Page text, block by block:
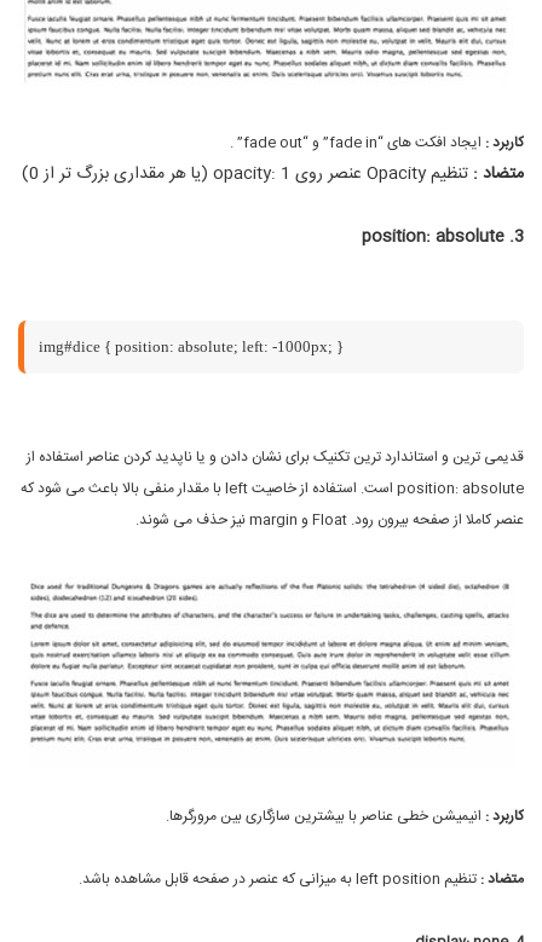
کاربرد : ایجاد افکت های “fade in” و “fade out” .
متضاد : تنظیم Opacity عنصر روی opacity: 1 (یا هر مقداری بزرگ تر از 0)
3.
position: absolute
img#dice { position: absolute; left: -1000px; }
قدیمی ترین و استاندارد ترین تکنیک برای نشان دادن و یا ناپدید کردن عناصر استفاده از
position: absolute است. استفاده از خاصیت left با مقدار منفی بالا باعث می شود که
عنصر کاملا از صفحه بیرون رود. Float و margin نیز حذف می شوند.
کاربرد : انیمیشن خطی عناصر با بیشترین سازگاری بین مرورگرها.
متضاد : تنظیم left position به میزانی که عنصر در صفحه قابل مشاهده باشد.